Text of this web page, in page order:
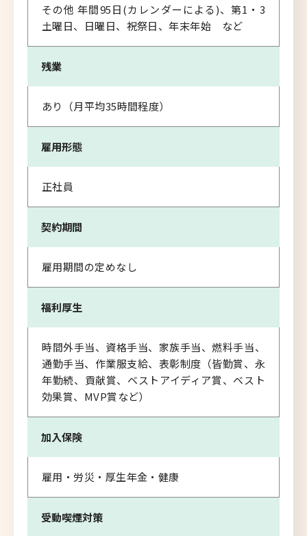
その他 年間95日(カレンダーによる)、第1・3
土曜日、日曜日、祝祭日、年末年始 など
残業
あり（月平均35時間程度）
雇用形態
正社員
契約期間
雇用期間の定めなし
福利厚生
時間外手当、資格手当、家族手当、燃料手当、
通勤手当、作業服支給、表彰制度（皆勤賞、永
年勤続、貢献賞、ベストアイディア賞、ベスト
効果賞、MVP賞など）
加入保険
雇用・労災・厚生年金・健康
受動喫煙対策